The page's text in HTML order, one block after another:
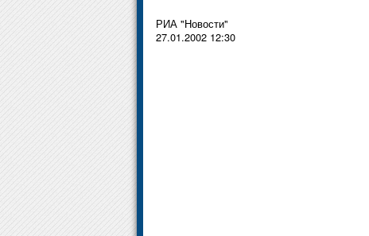
РИА "Новости"
27.01.2002 12:30